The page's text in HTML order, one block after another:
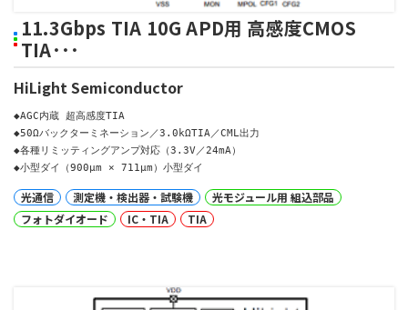
11.3Gbps TIA 10G APD用 高感度CMOS
TIA･･･
HiLight Semiconductor
◆AGC内蔵 超高感度TIA
◆50Ωバックターミネーション／3.0kΩTIA／CML出力
◆各種リミッティングアンプ対応（3.3V／24mA）
◆小型ダイ（900µm × 711µm）小型ダイ
光通信 測定機・検出器・試験機
光モジュール用 組込部品
フォトダイオード
IC・TIA TIA